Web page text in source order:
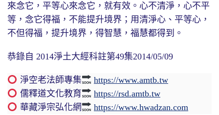
來念它，平等心來念它，就有效。心不清淨，心不平
等，念它得福，不能提升境界；用清淨心、平等心，
不但得福，提升境界，得智慧，福慧都得到。
恭錄自 2014淨土大經科註第49集2014/05/09
淨空老法師專集
https://www.amtb.tw
儒釋道文化教育
https://rsd.amtb.tw
華藏淨宗弘化網
https://www.hwadzan.com